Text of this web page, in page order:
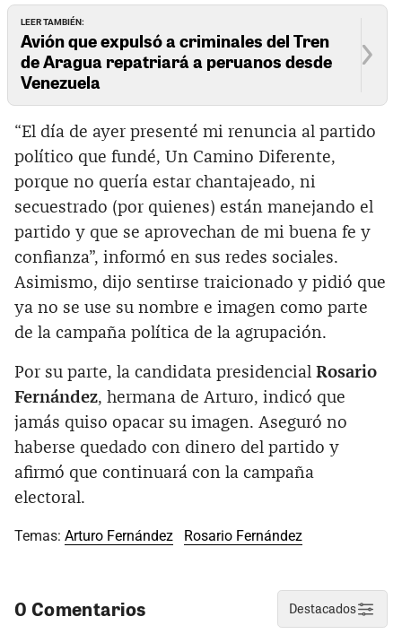
LEER TAMBIÉN:
Avión que expulsó a criminales del Tren
de Aragua repatriará a peruanos desde
Venezuela
“El día de ayer presenté mi renuncia al partido
político que fundé, Un Camino Diferente,
porque no quería estar chantajeado, ni
secuestrado (por quienes) están manejando el
partido y que se aprovechan de mi buena fe y
confianza”, informó en sus redes sociales.
Asimismo, dijo sentirse traicionado y pidió que
ya no se use su nombre e imagen como parte
de la campaña política de la agrupación.
Por su parte, la candidata presidencial Rosario
Fernández, hermana de Arturo, indicó que
jamás quiso opacar su imagen. Aseguró no
haberse quedado con dinero del partido y
afirmó que continuará con la campaña
electoral.
Temas: Arturo Fernández Rosario Fernández
0 Comentarios Destacados